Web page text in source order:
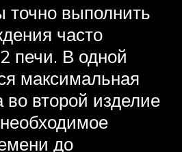
точно выполнить
часто
печи. В одной
максимальная
во второй изделие
до